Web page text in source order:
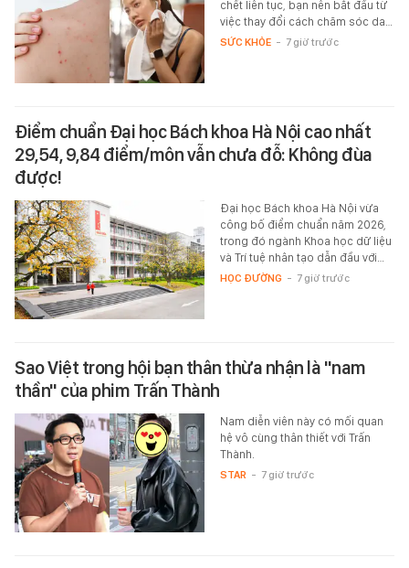
chết liên tục, bạn nên bắt đầu từ
việc thay đổi cách chăm sóc da…
SỨC KHỎE - 7 giờ trước
Điểm chuẩn Đại học Bách khoa Hà Nội cao nhất
29,54, 9,84 điểm/môn vẫn chưa đỗ: Không đùa
được!
Đại học Bách khoa Hà Nội vừa
công bố điểm chuẩn năm 2026,
trong đó ngành Khoa học dữ liệu
và Trí tuệ nhân tạo dẫn đầu với…
HỌC ĐƯỜNG - 7 giờ trước
Sao Việt trong hội bạn thân thừa nhận là "nam
thần" của phim Trấn Thành
Nam diễn viên này có mối quan
hệ vô cùng thân thiết với Trấn
Thành.
STAR - 7 giờ trước